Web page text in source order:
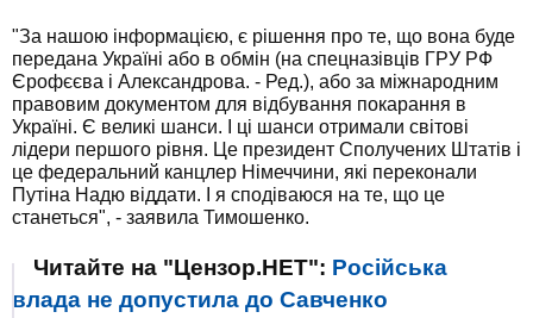
"За нашою інформацією, є рішення про те, що вона буде
передана Україні або в обмін (на спецназівців ГРУ РФ
Єрофєєва і Александрова. - Ред.), або за міжнародним
правовим документом для відбування покарання в
Україні. Є великі шанси. І ці шанси отримали світові
лідери першого рівня. Це президент Сполучених Штатів і
це федеральний канцлер Німеччини, які переконали
Путіна Надю віддати. І я сподіваюся на те, що це
станеться", - заявила Тимошенко.
Читайте на "Цензор.НЕТ": Російська
влада не допустила до Савченко